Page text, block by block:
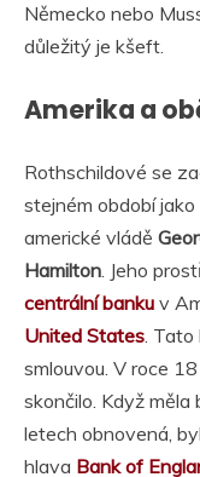
Německo nebo
důležitý je kšeft.
Amerika a
Rothschildové se
stejném období
americké vládě
Hamilton . Jeho
centrální banku v
United States .
smlouvou. V roce
skončilo. Když
letech obnovená,
hlava Bank of